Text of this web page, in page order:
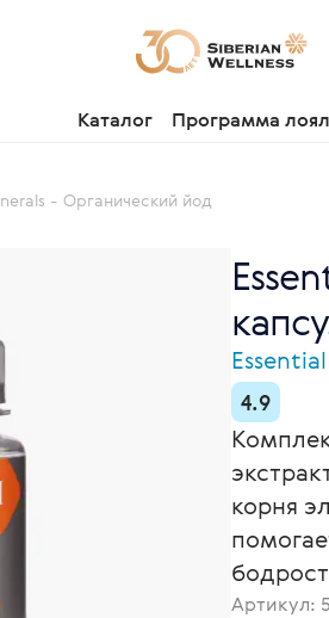
Каталог Программа
- Органический йод
4.9
корня
Артикул: